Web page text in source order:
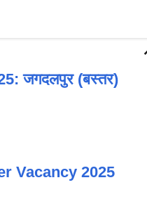
जगदलपुर (बस्तर)
Vacancy 2025